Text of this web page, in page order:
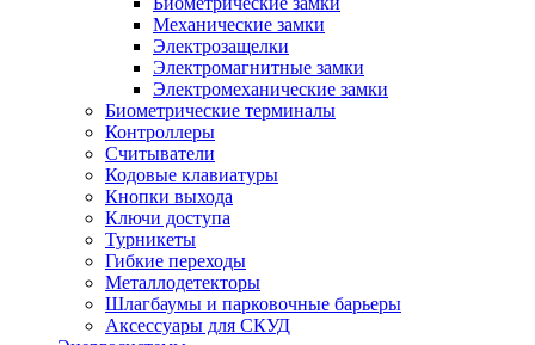
Механические замки
Электрозащелки
Электромагнитные замки
Электромеханические замки
Биометрические терминалы
Контроллеры
Считыватели
Кодовые клавиатуры
Кнопки выхода
Ключи доступа
Турникеты
Гибкие переходы
Металлодетекторы
Шлагбаумы и парковочные барьеры
Аксессуары для СКУД